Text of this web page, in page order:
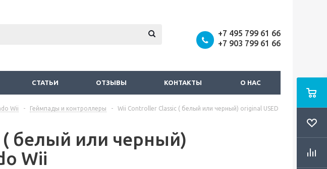
+7 495 799 61 66
+7 903 799 61 66
СТАТЬИ ОТЗЫВЫ КОНТАКТЫ О НАС
Wii - Геймпады и контроллеры -
Wii Controller Classic ( белый или черный) original USED
белый или черный)
Wii